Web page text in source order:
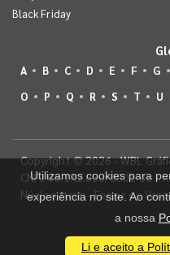
Black Friday
A B C D E F G
O
P Q R S T U
Copyright © 2026 - WBL
CNPJ 08.142.850/0001-36 -
Núcleo Itaim - Ferraz de
Utilizamos cookies para
experiência no site. Ao
a nossa
Li e aceito a